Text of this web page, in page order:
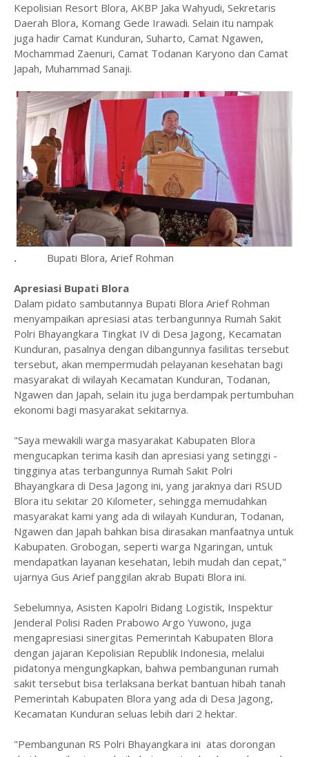
Kepolisian Resort Blora, AKBP Jaka Wahyudi, Sekretaris
Daerah Blora, Komang Gede Irawadi. Selain itu nampak
juga hadir Camat Kunduran, Suharto, Camat Ngawen,
Mochammad Zaenuri, Camat Todanan Karyono dan Camat
Japah, Muhammad Sanaji.
. Bupati Blora, Arief Rohman
Apresiasi Bupati Blora
Dalam pidato sambutannya Bupati Blora Arief Rohman
menyampaikan apresiasi atas terbangunnya Rumah Sakit
Polri Bhayangkara Tingkat IV di Desa Jagong, Kecamatan
Kunduran, pasalnya dengan dibangunnya fasilitas tersebut
tersebut, akan mempermudah pelayanan kesehatan bagi
masyarakat di wilayah Kecamatan Kunduran, Todanan,
Ngawen dan Japah, selain itu juga berdampak pertumbuhan
ekonomi bagi masyarakat sekitarnya.
"Saya mewakili warga masyarakat Kabupaten Blora
mengucapkan terima kasih dan apresiasi yang setinggi -
tingginya atas terbangunnya Rumah Sakit Polri
Bhayangkara di Desa Jagong ini, yang jaraknya dari RSUD
Blora itu sekitar 20 Kilometer, sehingga memudahkan
masyarakat kami yang ada di wilayah Kunduran, Todanan,
Ngawen dan Japah bahkan bisa dirasakan manfaatnya untuk
Kabupaten. Grobogan, seperti warga Ngaringan, untuk
mendapatkan layanan kesehatan, lebih mudah dan cepat,"
ujarnya Gus Arief panggilan akrab Bupati Blora ini.
Sebelumnya, Asisten Kapolri Bidang Logistik, Inspektur
Jenderal Polisi Raden Prabowo Argo Yuwono, juga
mengapresiasi sinergitas Pemerintah Kabupaten Blora
dengan jajaran Kepolisian Republik Indonesia, melalui
pidatonya mengungkapkan, bahwa pembangunan rumah
sakit tersebut bisa terlaksana berkat bantuan hibah tanah
Pemerintah Kabupaten Blora yang ada di Desa Jagong,
Kecamatan Kunduran seluas lebih dari 2 hektar.
"Pembangunan RS Polri Bhayangkara ini atas dorongan